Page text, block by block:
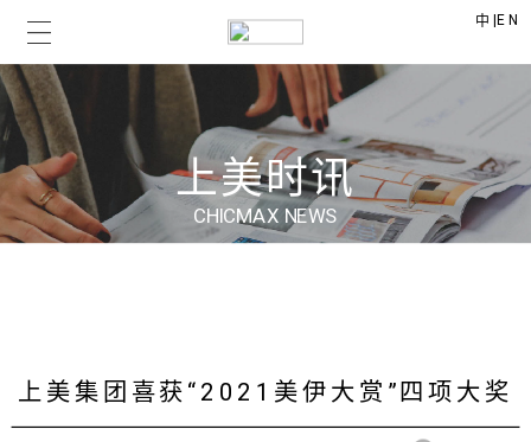
中 |EN
上美时讯
CHICMAX NEWS
上美集团喜获“2021美伊大赏”四项大奖